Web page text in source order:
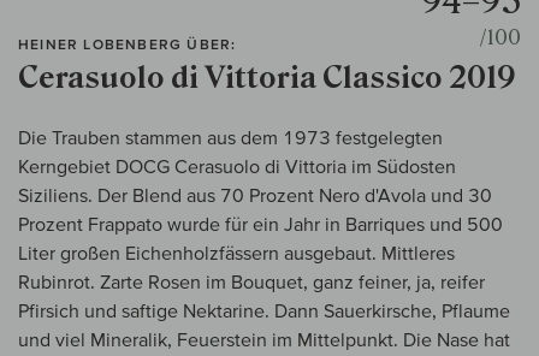
HEINER LOBENBERG ÜBER:
Cerasuolo di Vittoria Classico 2019
/100
Die Trauben stammen aus dem 1973 festgelegten
Kerngebiet DOCG Cerasuolo di Vittoria im Südosten
Siziliens. Der Blend aus 70 Prozent Nero d'Avola und 30
Prozent Frappato wurde für ein Jahr in Barriques und 500
Liter großen Eichenholzfässern ausgebaut. Mittleres
Rubinrot. Zarte Rosen im Bouquet, ganz feiner, ja, reifer
Pfirsich und saftige Nektarine. Dann Sauerkirsche, Pflaume
und viel Mineralik, Feuerstein im Mittelpunkt. Die Nase hat